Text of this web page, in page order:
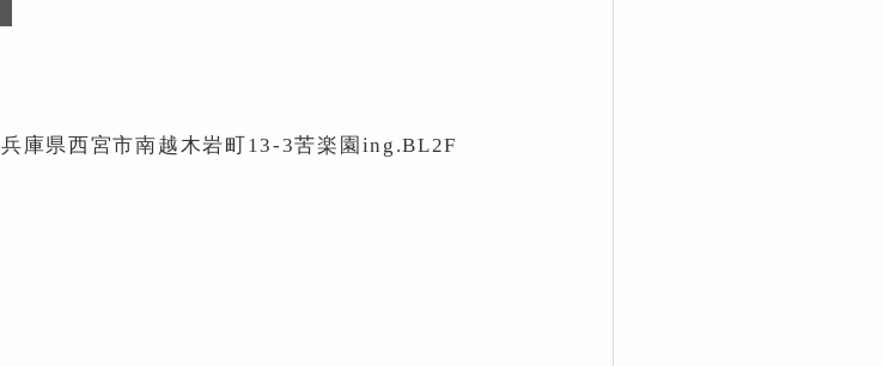
兵庫県西宮市南越木岩町13-3苦楽園ing.BL2F